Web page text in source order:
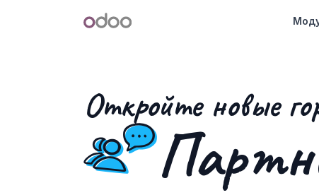
Odoo
Откройте новые